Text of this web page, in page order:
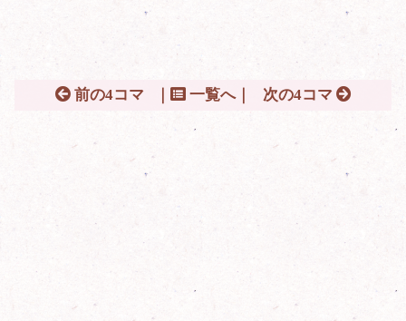
前の4コマ 一覧へ｜ 次の4コマ